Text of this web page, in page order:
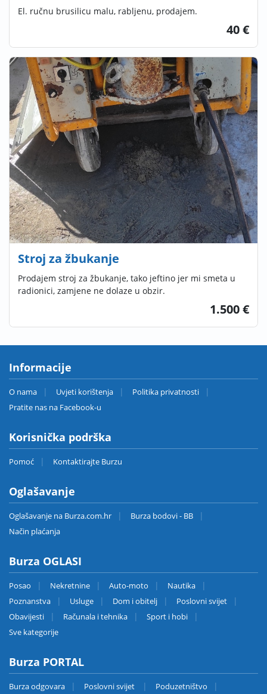
El. ručnu brusilicu malu, rabljenu, prodajem.
40 €
Stroj za žbukanje
Prodajem stroj za žbukanje, tako jeftino jer mi smeta u
radionici, zamjene ne dolaze u obzir.
1.500 €
Informacije
O nama Uvjeti korištenja
Politika privatnosti
Pratite nas na Facebook-u
Korisnička podrška
Pomoć Kontaktirajte Burzu
Oglašavanje
Oglašavanje na Burza.com.hr
Burza bodovi - BB
Način plaćanja
Burza OGLASI
Posao Nekretnine Auto-moto
Nautika
Poznanstva
Usluge Dom i obitelj
Poslovni svijet
Obavijesti
Računala i tehnika
Sport i hobi
Sve kategorije
Burza PORTAL
Burza odgovara Poslovni svijet Poduzetništvo